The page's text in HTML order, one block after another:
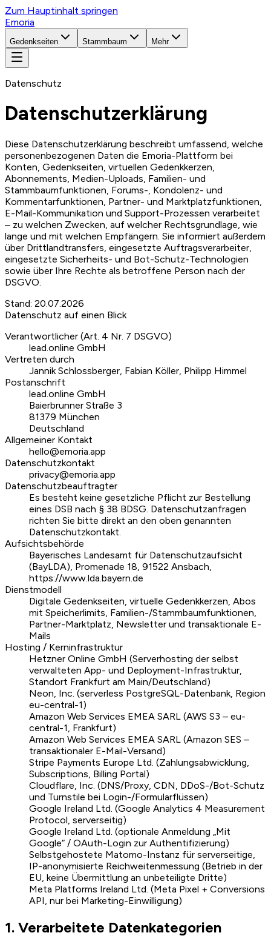
Zum Hauptinhalt springen
Emoria
Gedenkseiten Stammbaum Mehr
Datenschutz
Datenschutzerklärung
Diese Datenschutzerklärung beschreibt umfassend, welche
personenbezogenen Daten die Emoria-Plattform bei
Konten, Gedenkseiten, virtuellen Gedenkkerzen,
Abonnements, Medien-Uploads, Familien- und
Stammbaumfunktionen, Forums-, Kondolenz- und
Kommentarfunktionen, Partner- und Marktplatzfunktionen,
E-Mail-Kommunikation und Support-Prozessen verarbeitet
– zu welchen Zwecken, auf welcher Rechtsgrundlage, wie
lange und mit welchen Empfängern. Sie informiert außerdem
über Drittlandtransfers, eingesetzte Auftragsverarbeiter,
eingesetzte Sicherheits- und Bot-Schutz-Technologien
sowie über Ihre Rechte als betroffene Person nach der
DSGVO.
Stand: 20.07.2026
Datenschutz auf einen Blick
Verantwortlicher (Art. 4 Nr. 7 DSGVO)
lead.online GmbH
Vertreten durch
Jannik Schlossberger, Fabian Köller, Philipp Himmel
Postanschrift
lead.online GmbH
Baierbrunner Straße 3
81379 München
Deutschland
Allgemeiner Kontakt
hello@emoria.app
Datenschutzkontakt
privacy@emoria.app
Datenschutzbeauftragter
Es besteht keine gesetzliche Pflicht zur Bestellung
eines DSB nach § 38 BDSG. Datenschutzanfragen
richten Sie bitte direkt an den oben genannten
Datenschutzkontakt.
Aufsichtsbehörde
Bayerisches Landesamt für Datenschutzaufsicht
(BayLDA), Promenade 18, 91522 Ansbach,
https://www.lda.bayern.de
Dienstmodell
Digitale Gedenkseiten, virtuelle Gedenkkerzen, Abos
mit Speicherlimits, Familien-/Stammbaumfunktionen,
Partner-Marktplatz, Newsletter und transaktionale E-
Mails
Hosting / Kerninfrastruktur
Hetzner Online GmbH (Serverhosting der selbst
verwalteten App- und Deployment-Infrastruktur,
Standort Frankfurt am Main/Deutschland)
Neon, Inc. (serverless PostgreSQL-Datenbank, Region
eu-central-1)
Amazon Web Services EMEA SARL (AWS S3 – eu-
central-1, Frankfurt)
Amazon Web Services EMEA SARL (Amazon SES –
transaktionaler E-Mail-Versand)
Stripe Payments Europe Ltd. (Zahlungsabwicklung,
Subscriptions, Billing Portal)
Cloudflare, Inc. (DNS/Proxy, CDN, DDoS-/Bot-Schutz
und Turnstile bei Login-/Formularflüssen)
Google Ireland Ltd. (Google Analytics 4 Measurement
Protocol, serverseitig)
Google Ireland Ltd. (optionale Anmeldung „Mit
Google“ / OAuth-Login zur Authentifizierung)
Selbstgehostete Matomo-Instanz für serverseitige,
IP-anonymisierte Reichweitenmessung (Betrieb in der
EU, keine Übermittlung an unbeteiligte Dritte)
Meta Platforms Ireland Ltd. (Meta Pixel + Conversions
API, nur bei Marketing-Einwilligung)
1. Verarbeitete Datenkategorien